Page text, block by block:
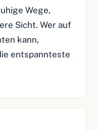
Wege,
Sicht. Wer auf
kann,
entspannteste